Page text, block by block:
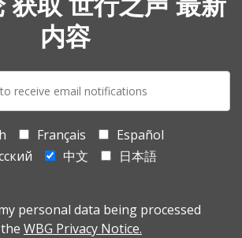
获取 世行之声 最新
内容
Français
Español
中文
日本語
personal data being processed
WBG Privacy Notice.